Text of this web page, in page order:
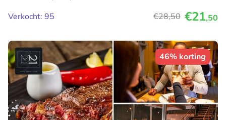
Verkocht: 95
€28,50 €21,50
46% korting